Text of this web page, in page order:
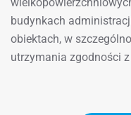
budynkach
obiektach, w
utrzymania zgodności